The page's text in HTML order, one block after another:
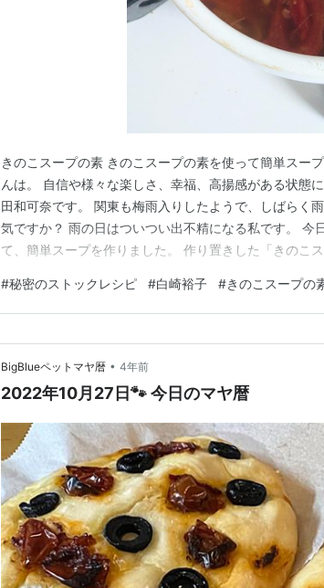
きのこスープの素 きのこスープの素を使って簡単スー
んは。 自信や様々な楽しさ、幸福、高揚感がある状態
田和可奈です。 関東も梅雨入りしたようで、しばらく
気ですか？ 雨の日はついつい出不精になる私です。 今
て、簡単スープを作りました。 作り置きした「きのこ
ので、きのこが安いときに、作っておくと重宝します
きなきのこ三種類ほど ４５０ｇ 油 大さじ…
#秘密のストックレシピ #白崎裕子 #きのこスープの
BigBlueペットマヤ暦 • 4年前
2022年10月27日🐾 今日のマヤ暦